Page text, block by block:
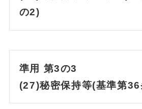
の2)
準用 第3の3
(27)秘密保持等(基準第36